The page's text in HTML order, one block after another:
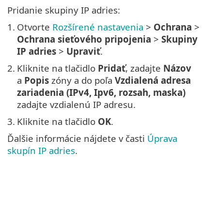
Pridanie skupiny IP adries:
1. Otvorte Rozšírené nastavenia > Ochrana >
Ochrana sieťového pripojenia > Skupiny
IP adries > Upraviť.
2. Kliknite na tlačidlo Pridať, zadajte Názov
a Popis zóny a do poľa Vzdialená adresa
zariadenia (IPv4, Ipv6, rozsah, maska)
zadajte vzdialenú IP adresu.
3. Kliknite na tlačidlo OK.
Ďalšie informácie nájdete v časti Úprava
skupín IP adries.